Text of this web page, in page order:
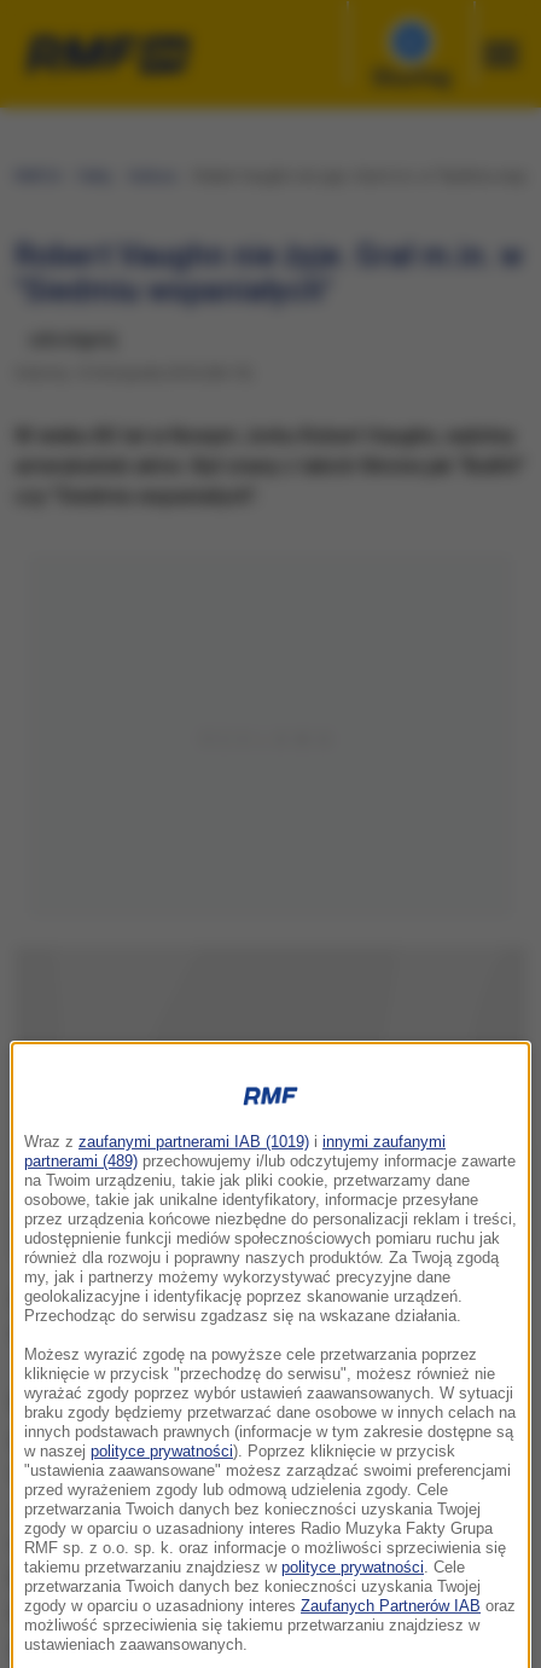
Słuchaj
Robert Vaughn nie żyje. Grał m.in. w
"Siedmiu wspaniałych"
Aktor chorował na białaczkę. Zmarł w otoczeniu swej
rodziny. 22 listopada skończyłby 84 lata.
Robert Vaughn zagrał w ponad 100 filmach. Znany był
głównie z charakterystycznych ról, najczęściej
drugoplanowych, m.in. w "Siedmiu wspaniałych"
Johna Sturgesa z 1960 roku. W filmie tym zagrał
rewolwerowca Lee u boku takich gwiazd kina jak Yul
Brynner, Steve McQueen, James Coburn i Charles
Bronson. Wystąpił także w popularnym serialu
telewizyjnym "Drużyna A".
Wraz z zaufanymi partnerami IAB (1019) i innymi zaufanymi
partnerami (489) przechowujemy i/lub odczytujemy informacje zawarte
na Twoim urządzeniu, takie jak pliki cookie, przetwarzamy dane
osobowe, takie jak unikalne identyfikatory, informacje przesyłane
przez urządzenia końcowe niezbędne do personalizacji reklam i treści,
udostępnienie funkcji mediów społecznościowych pomiaru ruchu jak
również dla rozwoju i poprawny naszych produktów. Za Twoją zgodą
my, jak i partnerzy możemy wykorzystywać precyzyjne dane
geolokalizacyjne i identyfikację poprzez skanowanie urządzeń.
Przechodząc do serwisu zgadzasz się na wskazane działania.
Możesz wyrazić zgodę na powyższe cele przetwarzania poprzez
kliknięcie w przycisk "przechodzę do serwisu", możesz również nie
wyrażać zgody poprzez wybór ustawień zaawansowanych. W sytuacji
braku zgody będziemy przetwarzać dane osobowe w innych celach na
innych podstawach prawnych (informacje w tym zakresie dostępne są
w naszej polityce prywatności). Poprzez kliknięcie w przycisk
"ustawienia zaawansowane" możesz zarządzać swoimi preferencjami
przed wyrażeniem zgody lub odmową udzielenia zgody. Cele
przetwarzania Twoich danych bez konieczności uzyskania Twojej
zgody w oparciu o uzasadniony interes Radio Muzyka Fakty Grupa
RMF sp. z o.o. sp. k. oraz informacje o możliwości sprzeciwienia się
takiemu przetwarzaniu znajdziesz w polityce prywatności . Cele
przetwarzania Twoich danych bez konieczności uzyskania Twojej
zgody w oparciu o uzasadniony interes Zaufanych Partnerów IAB oraz
możliwość sprzeciwienia się takiemu przetwarzaniu znajdziesz w
ustawieniach zaawansowanych.